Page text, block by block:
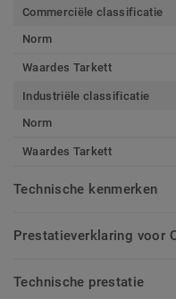
Commerciële classificatie
Norm
Waardes Tarkett
Industriële classificatie
Norm
Waardes Tarkett
Technische kenmerken
Prestatieverklaring voor
Technische prestatie